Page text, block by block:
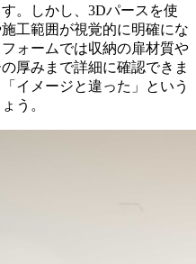
。しかし、3Dパースを使
工範囲が視覚的に明確にな
ォームでは収納の扉材質や
厚みまで詳細に確認できま
イメージと違った」という
う。